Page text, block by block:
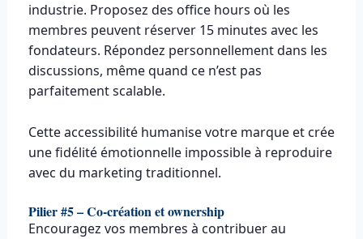
industrie. Proposez des office hours où les
membres peuvent réserver 15 minutes avec les
fondateurs. Répondez personnellement dans les
discussions, même quand ce n’est pas
parfaitement scalable.
Cette accessibilité humanise votre marque et crée
une fidélité émotionnelle impossible à reproduire
avec du marketing traditionnel.
Pilier #5 – Co-création et ownership
Encouragez vos membres à contribuer au